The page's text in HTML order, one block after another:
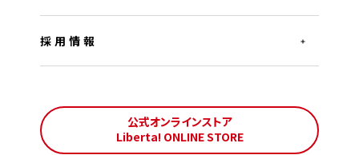
採用情報
公式オンラインストア
Liberta! ONLINE STORE